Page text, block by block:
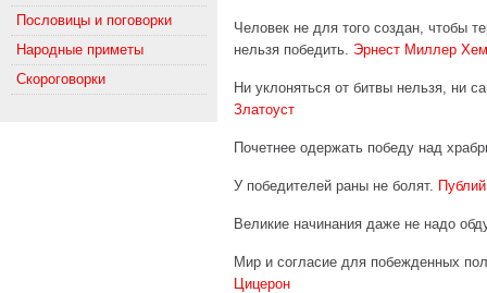
Пословицы и поговорки
Народные приметы
Скороговорки
Человек не для того создан, чтобы
нельзя победить. Эрнест Миллер
Ни уклоняться от битвы нельзя, ни
Златоуст
Почетнее одержать победу над
У победителей раны не болят.
Великие начинания даже не надо
Мир и согласие для побежденных
Цицерон